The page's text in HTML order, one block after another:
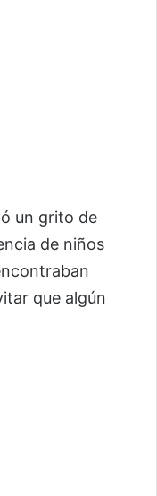
un grito de
de niños
que algún